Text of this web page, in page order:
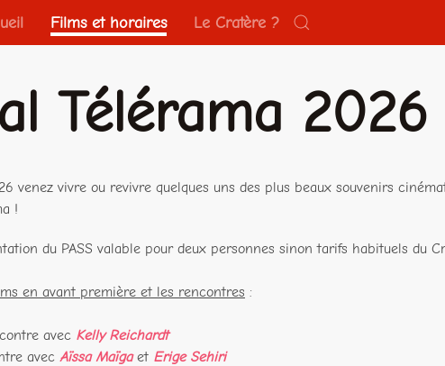
Films et horaires Le Cratère ?
Télérama 2026
venez vivre ou revivre quelques uns des plus beaux souvenirs
!
du PASS valable pour deux personnes sinon tarifs habituels du
en avant première et les rencontres :
avec Kelly Reichardt
avec Aïssa Maïgaet Erige Sehiri